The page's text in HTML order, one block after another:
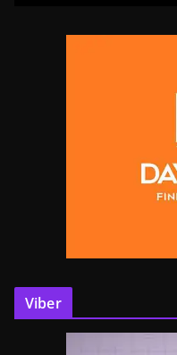
Viber